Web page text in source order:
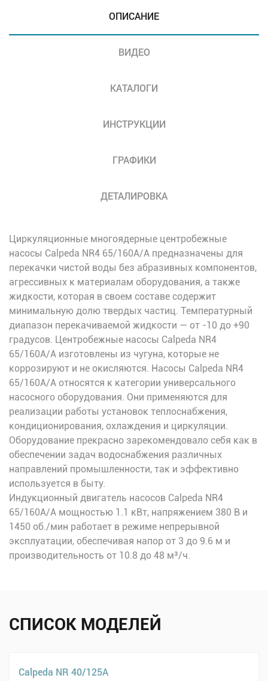
ОПИСАНИЕ
ВИДЕО
КАТАЛОГИ
ИНСТРУКЦИИ
ГРАФИКИ
ДЕТАЛИРОВКА
Циркуляционные многоядерные центробежные
насосы Calpeda NR4 65/160A/A предназначены для
перекачки чистой воды без абразивных компонентов,
агрессивных к материалам оборудования, а также
жидкости, которая в своем составе содержит
минимальную долю твердых частиц. Температурный
диапазон перекачиваемой жидкости — от -10 до +90
градусов. Центробежные насосы Calpeda NR4
65/160A/A изготовлены из чугуна, которые не
коррозируют и не окисляются. Насосы Calpeda NR4
65/160A/A относятся к категории универсального
насосного оборудования. Они применяются для
реализации работы установок теплоснабжения,
кондиционирования, охлаждения и циркуляции.
Оборудование прекрасно зарекомендовало себя как в
обеспечении задач водоснабжения различных
направлений промышленности, так и эффективно
используется в быту.
Индукционный двигатель насосов Calpeda NR4
65/160A/A мощностью 1.1 кВт, напряжением 380 В и
1450 об./мин работает в режиме непрерывной
эксплуатации, обеспечивая напор от 3 до 9.6 м и
производительность от 10.8 до 48 м³/ч.
СПИСОК МОДЕЛЕЙ
Calpeda NR 40/125A